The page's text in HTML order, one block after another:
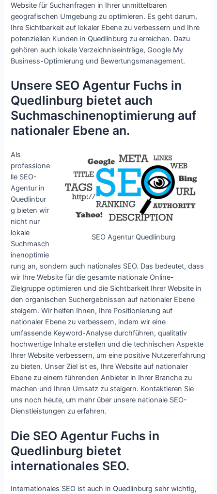
Website für Suchanfragen in Ihrer unmittelbaren
geografischen Umgebung zu optimieren. Es geht darum,
Ihre Sichtbarkeit auf lokaler Ebene zu verbessern und Ihre
potenziellen Kunden in Quedlinburg zu erreichen. Dazu
gehören auch lokale Verzeichniseinträge, Google My
Business-Optimierung und Bewertungsmanagement.
Unsere SEO Agentur Fuchs in
Quedlinburg bietet auch
Suchmaschinenoptimierung auf
nationaler Ebene an.
SEO Agentur Quedlinburg
Als
professione
lle SEO-
Agentur in
Quedlinbur
g bieten wir
nicht nur
lokale
Suchmasch
inenoptimie
rung an, sondern auch nationales SEO. Das bedeutet, dass
wir Ihre Website für die gesamte nationale Online-
Zielgruppe optimieren und die Sichtbarkeit Ihrer Website in
den organischen Suchergebnissen auf nationaler Ebene
steigern. Wir helfen Ihnen, Ihre Positionierung auf
nationaler Ebene zu verbessern, indem wir eine
umfassende Keyword-Analyse durchführen, qualitativ
hochwertige Inhalte erstellen und die technischen Aspekte
Ihrer Website verbessern, um eine positive Nutzererfahrung
zu bieten. Unser Ziel ist es, Ihre Website auf nationaler
Ebene zu einem führenden Anbieter in Ihrer Branche zu
machen und Ihren Umsatz zu steigern. Kontaktieren Sie
uns noch heute, um mehr über unsere nationale SEO-
Dienstleistungen zu erfahren.
Die SEO Agentur Fuchs in
Quedlinburg bietet
internationales SEO.
Internationales SEO ist auch in Quedlinburg sehr wichtig,